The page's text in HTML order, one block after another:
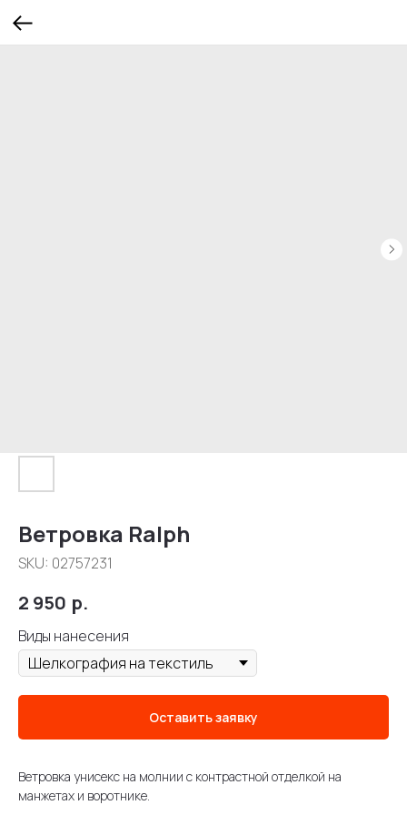
Ветровка Ralph
SKU: 02757231
2 950 р.
Виды нанесения
Оставить заявку
Ветровка унисекс на молнии с контрастной отделкой на
манжетах и воротнике.